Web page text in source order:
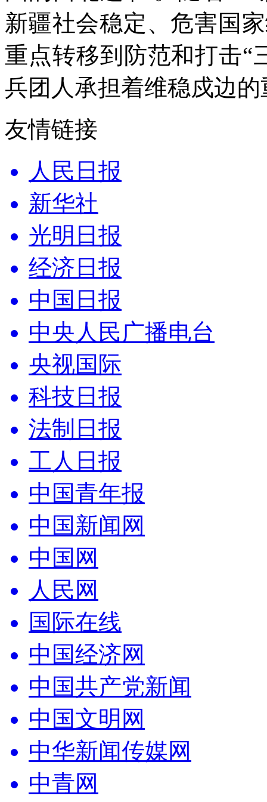
新疆社会稳定、危害国
重点转移到防范和打击“
兵团人承担着维稳戍边
友情链接
人民日报
新华社
光明日报
经济日报
中国日报
中央人民广播电台
央视国际
科技日报
法制日报
工人日报
中国青年报
中国新闻网
中国网
人民网
国际在线
中国经济网
中国共产党新闻
中国文明网
中华新闻传媒网
中青网